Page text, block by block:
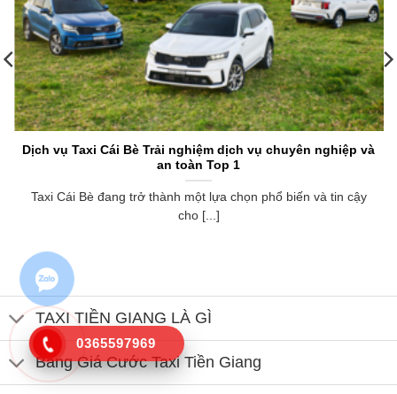
Dịch vụ Taxi Cái Bè Trải nghiệm dịch vụ chuyên nghiệp và
an toàn Top 1
Taxi Cái Bè đang trở thành một lựa chọn phổ biến và tin cậy
cho [...]
TAXI TIỀN GIANG LÀ GÌ
Bảng Giá Cước Taxi Tiền Giang
0365597969